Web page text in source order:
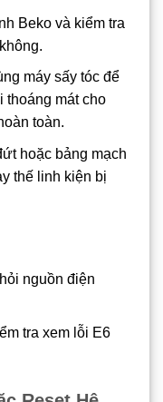
Beko và kiểm tra
máy sấy tóc để
thoáng mát cho
toàn.
hoặc bảng mạch
thế linh kiện bị
nguồn điện
tra xem lỗi E6